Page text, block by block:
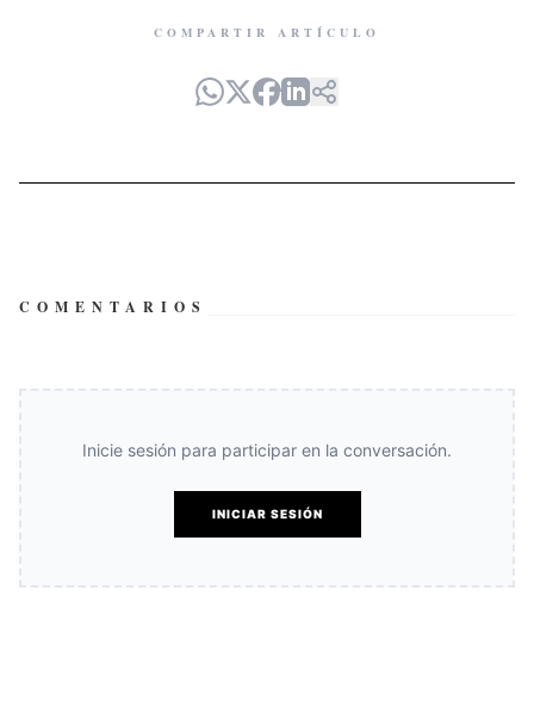
COMPARTIR ARTÍCULO
COMENTARIOS
Inicie sesión para participar en la conversación.
INICIAR SESIÓN